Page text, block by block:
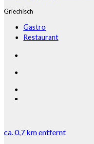
Griechisch
Gastro
Restaurant
ca.0,7 kmentfernt